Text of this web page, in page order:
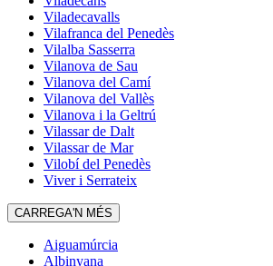
Viladecavalls
Vilafranca del Penedès
Vilalba Sasserra
Vilanova de Sau
Vilanova del Camí
Vilanova del Vallès
Vilanova i la Geltrú
Vilassar de Dalt
Vilassar de Mar
Vilobí del Penedès
Viver i Serrateix
CARREGA'N MÉS
Aiguamúrcia
Albinyana